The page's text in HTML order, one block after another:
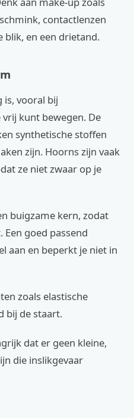
contactlenzen
blik, en een drietand.
is, vooral bij
kunt bewegen. De
synthetische stoffen
zijn. Hoorns zijn vaak
ze niet zwaar op je
buigzame kern, zodat
goed passend
aan en beperkt je niet in
zoals elastische
bij de staart.
dat er geen kleine,
die inslikgevaar